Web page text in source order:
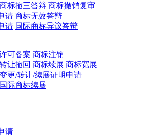
商标撤三答辩 商标撤销复审
请 商标无效答辩
请 国际商标异议答辩
可备案 商标注销
让撤回 商标续展 商标宽展
更/转让/续展证明申请
国际商标续展
请